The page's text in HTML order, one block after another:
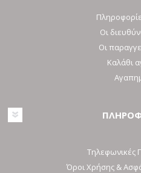
Οι
Οι
Καλάθι
Τηλεφωνικές
Όροι Χρήσης &